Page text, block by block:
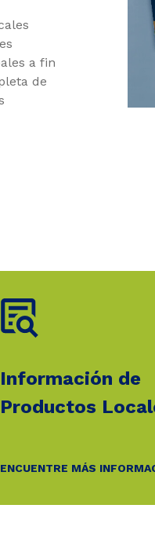
a fin
de
Información de
Productos
ENCUENTRE MÁS